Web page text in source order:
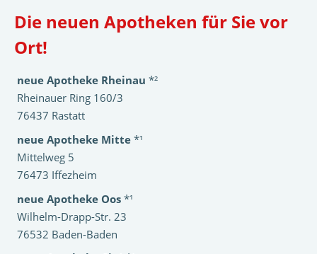
Die neuen Apotheken für Sie vor
Ort!
neue Apotheke Rheinau *²
Rheinauer Ring 160/3
76437 Rastatt
neue Apotheke Mitte *¹
Mittelweg 5
76473 Iffezheim
neue Apotheke Oos *¹
Wilhelm-Drapp-Str. 23
76532 Baden-Baden